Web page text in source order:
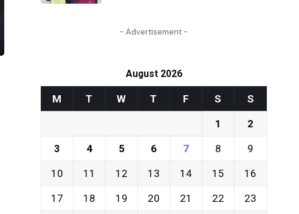
- Advertisement -
August 2026
M T W T F S S
1 2
3 4 5 6 7 8 9
10 11 12 13 14 15 16
17 18 19 20 21 22 23